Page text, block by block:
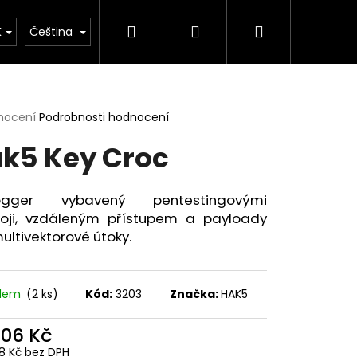
Kontakty Blog Novinky
Čeština Hledat PřihlášeníNákupní
Podrobnosti hodnocení
Key Croc
vybavený pentestingovými
vzdáleným přístupem a payloady
útoky.
(2 ks) Kód: 3203 Značka:HAK5
Kč
Kč bez DPH